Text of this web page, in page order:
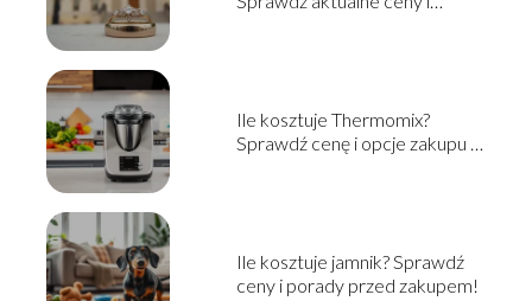
Ile kosztuje Thermomix?
Sprawdź cenę i opcje zakupu w
Ile kosztuje jamnik? Sprawdź
ceny i porady przed zakupem!